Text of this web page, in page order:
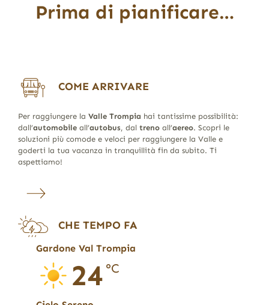
Prima di pianificare…
COME ARRIVARE
Per raggiungere la Valle Trompia hai tantissime possibilità:
dall’automobileall’autobus, dal trenoall’aereo. Scopri le
soluzioni più comode e veloci per raggiungere la Valle e
goderti la tua vacanza in tranquillità fin da subito. Ti
aspettiamo!
CHE TEMPO FA
Gardone Val Trompia
24 °C